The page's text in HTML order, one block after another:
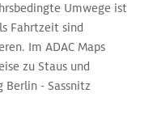
Umwege ist
Fahrtzeit sind
Im ADAC Maps
zu Staus und
Berlin - Sassnitz